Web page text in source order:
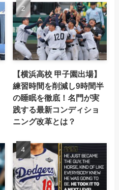
【横浜高校 甲子園出場】
練習時間を削減し9時間半
の睡眠を徹底！名門が実
践する最新コンディショ
ニング改革とは？